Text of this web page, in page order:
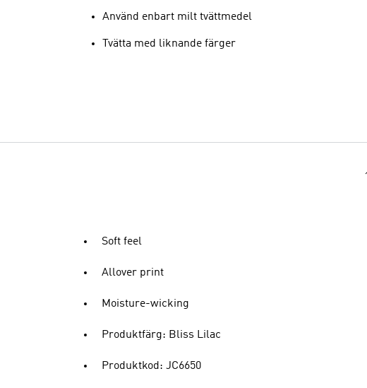
Använd enbart milt tvättmedel
Tvätta med liknande färger
Soft feel
Allover print
Moisture-wicking
Produktfärg: Bliss Lilac
Produktkod: JC6650